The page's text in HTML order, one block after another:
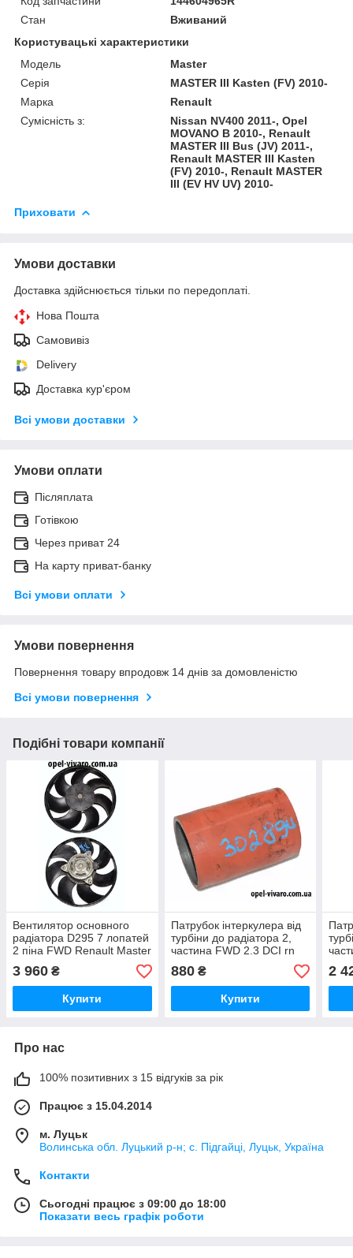
Стан
Вживаний
Користувацькі характеристики
Модель
Master
Серія
MASTER III Kasten (FV) 2010-
Марка
Renault
Сумісність з:
Nissan NV400 2011-, Opel
MOVANO B 2010-, Renault
MASTER III Bus (JV) 2011-,
Renault MASTER III Kasten
(FV) 2010-, Renault MASTER
III (EV HV UV) 2010-
Приховати
Умови доставки
Доставка здійснюється тільки по передоплаті.
Нова Пошта
Самовивіз
Delivery
Доставка кур'єром
Всі умови доставки
Умови оплати
Післяплата
Готівкою
Через приват 24
На карту приват-банку
Всі умови оплати
Умови повернення
Повернення товару впродовж 14 днів за домовленістю
Всі умови повернення
Подібні товари компанії
Вентилятор основного
радіатора D295 7 лопатей
2 піна FWD Renault Master
3 921205226R,
921209063R 2010- (Рено
Мастер 3)
3 960 ₴
Купити
Патрубок інтеркулера від
турбіни до радіатора 2,
частина FWD 2.3 DCI rn
Renault Master 3
144601765R, 4420341
2010- (Рено Мастер 3)
880₴
Купити
2
Про нас
100% позитивних з 15 відгуків за рік
Працює з 15.04.2014
м. Луцьк
Волинська обл. Луцький р-н; с. Підгайці, Луцьк, Україна
Контакти
Сьогодні працює з 09:00 до 18:00
Показати весь графік роботи